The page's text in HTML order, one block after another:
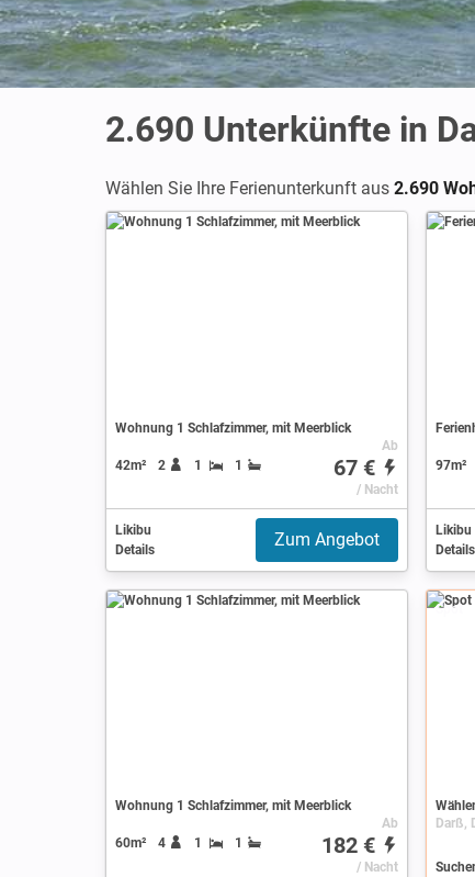
2.690 Unterkünfte in
Wählen Sie Ihre Ferienunterkunft aus 2.690
Wohnung 1 Schlafzimmer, mit Meerblick
42m² 2 1 1
Ab
67 €
/ Nacht
Likibu
Details
Zum Angebot
97m²
Likibu
Details
Wohnung 1 Schlafzimmer, mit Meerblick
60m² 4 1 1
Ab
182 €
/ Nacht
Spot
Darß,